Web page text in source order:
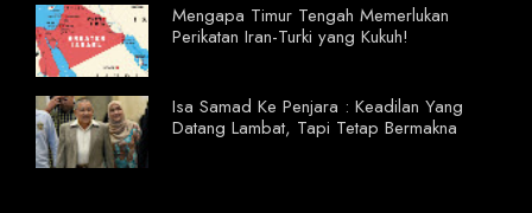
Mengapa Timur Tengah Memerlukan
Perikatan Iran-Turki yang Kukuh!
Isa Samad Ke Penjara : Keadilan Yang
Datang Lambat, Tapi Tetap Bermakna